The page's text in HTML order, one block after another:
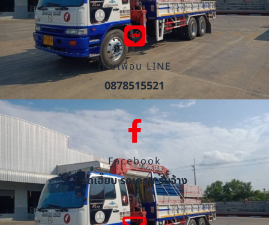
เพิ่มเพื่อน LINE
0878515521
Facebook
รถเฮี๊ยบ รถเครน รับจ้าง